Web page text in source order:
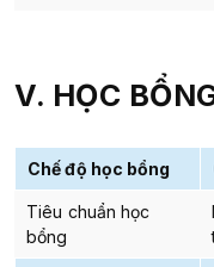
V. HỌC
Chế độ học bổng
Tiêu chuẩn học
bổng